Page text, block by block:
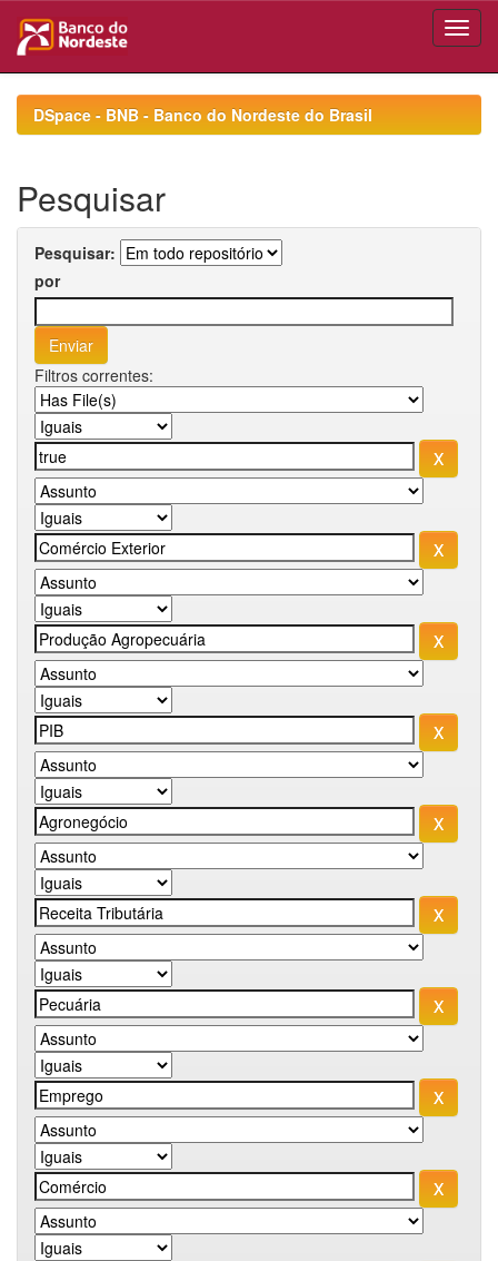
navigationDSpace - BNB - Banco do Nordeste do Brasil
Pesquisar
Pesquisar:
por
Filtros correntes: